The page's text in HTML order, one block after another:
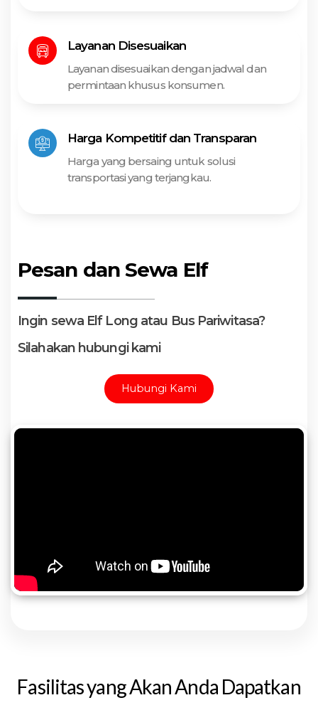
Layanan Disesuaikan
Layanan disesuaikan dengan jadwal dan
permintaan khusus konsumen.
Harga Kompetitif dan Transparan
Harga yang bersaing untuk solusi
transportasi yang terjangkau.
Pesan dan Sewa Elf
Ingin sewa Elf Long atau Bus Pariwitasa?
Silahakan hubungi kami
Hubungi Kami
Fasilitas yang Akan Anda Dapatkan